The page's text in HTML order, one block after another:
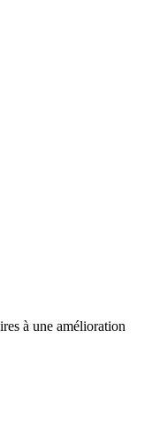
à une amélioration